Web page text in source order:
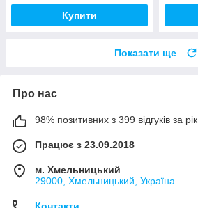
Купити
Показати ще
Про нас
98% позитивних з 399 відгуків за рік
Працює з 23.09.2018
м. Хмельницький
29000, Хмельницький, Україна